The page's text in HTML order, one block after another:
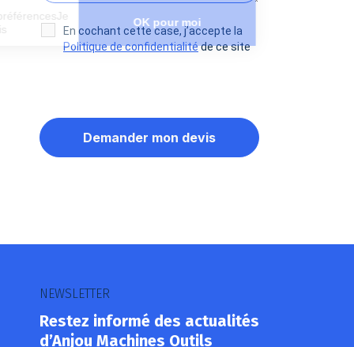
Paramétrer mes préférencesJe
choisis
Axeptio consent
Plateforme de Gestion du Consentement : Personnalisez vos
En cochant cette case, j’accepte la
Politique de confidentialitéde ce site
NEWSLETTER
Restez informé des actualités
d’Anjou Machines Outils